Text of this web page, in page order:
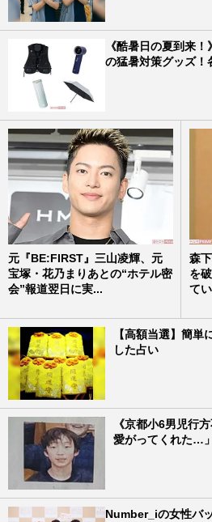
《酷暑日の夏到来
の猛暑対策グッズ！
元『BE:FIRST』三山凌輝、元
宝塚・花乃まりあとの“ホテル密
会”報道翌日に実...
森
を
て
【高額当選】簡単
した占い
《京都小6男児行
愛がってくれた…
Number_iの女性バ